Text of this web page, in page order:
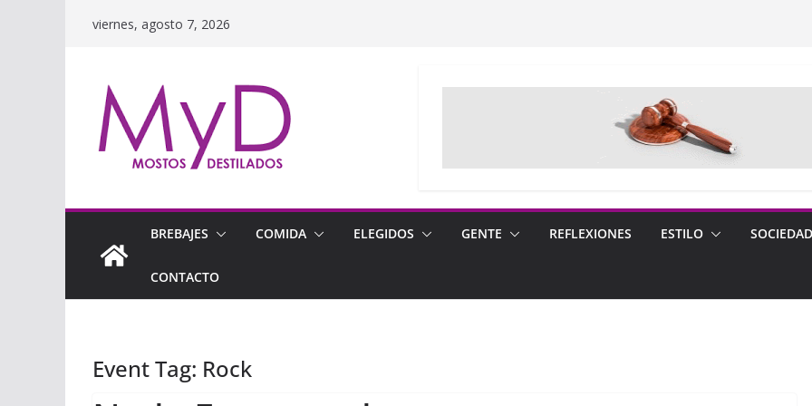
viernes, agosto 7, 2026
BREBAJES COMIDA ELEGIDOS GENTE REFLEXIONES ESTILO SOCIEDAD
CONTACTO
Event Tag: Rock